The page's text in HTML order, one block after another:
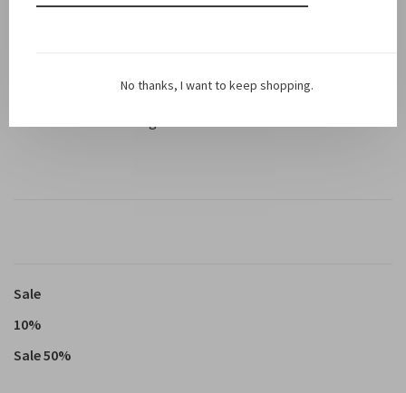
Pasvorm: Valt op maat
Sale
10%
Sale 50%
No thanks, I want to keep shopping.